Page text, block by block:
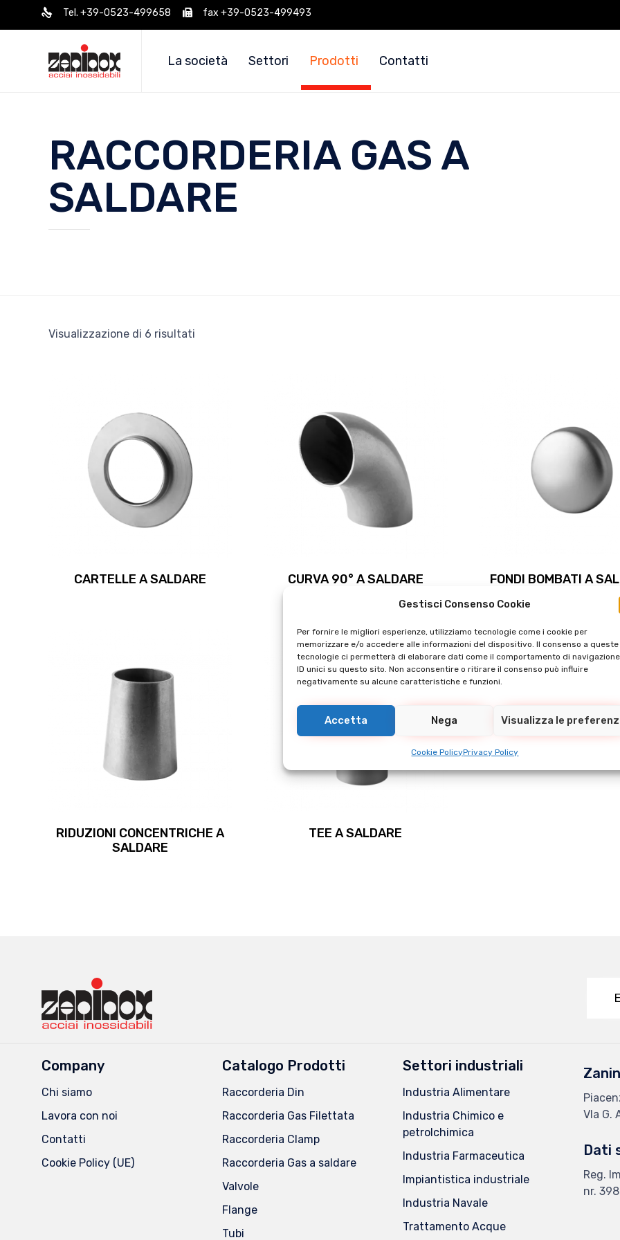
Gestisci Consenso Cookie
Per fornire le migliori esperienze, utilizziamo tecnologie come i cookie per
memorizzare e/o accedere alle informazioni del dispositivo. Il consenso a queste
tecnologie ci permetterà di elaborare dati come il comportamento di
ID unici su questo sito. Non acconsentire o ritirare il consenso può influire
negativamente su alcune caratteristiche e funzioni.
Accetta Nega Visualizza le
Cookie PolicyPrivacy Policy
Tel. +39-0523-499658 fax +39-0523-499493
La società Settori Prodotti Contatti
RACCORDERIA GAS A
SALDARE
Visualizzazione di 6 risultati
CARTELLE A SALDARE CURVA 90° A SALDARE FONDI BOMBATI A
RIDUZIONI CONCENTRICHE A
SALDARE
TEE A SALDARE
Company
Chi siamo
Lavora con noi
Contatti
Cookie Policy (UE)
Catalogo Prodotti
Raccorderia Din
Raccorderia Gas Filettata
Raccorderia Clamp
Raccorderia Gas a saldare
Valvole
Flange
Tubi
Settori industriali
Industria Alimentare
Industria Chimico e
petrolchimica
Industria Farmaceutica
Impiantistica industriale
Industria Navale
Trattamento Acque
VIa G.
Dati
Reg.
nr.